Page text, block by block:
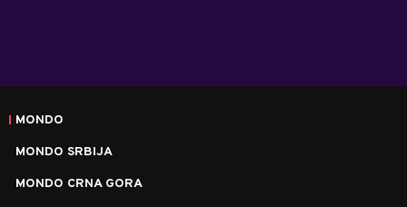
MONDO
MONDO SRBIJA
MONDO CRNA GORA